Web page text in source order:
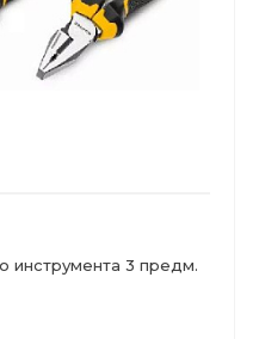
инструмента 3 предм.